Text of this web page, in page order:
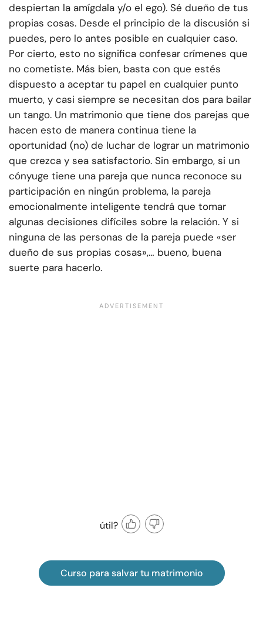
despiertan la amígdala y/o el ego). Sé dueño de tus
propias cosas. Desde el principio de la discusión si
puedes, pero lo antes posible en cualquier caso.
Por cierto, esto no significa confesar crímenes que
no cometiste. Más bien, basta con que estés
dispuesto a aceptar tu papel en cualquier punto
muerto, y casi siempre se necesitan dos para bailar
un tango. Un matrimonio que tiene dos parejas que
hacen esto de manera continua tiene la
oportunidad (no) de luchar de lograr un matrimonio
que crezca y sea satisfactorio. Sin embargo, si un
cónyuge tiene una pareja que nunca reconoce su
participación en ningún problema, la pareja
emocionalmente inteligente tendrá que tomar
algunas decisiones difíciles sobre la relación. Y si
ninguna de las personas de la pareja puede «ser
dueño de sus propias cosas»,… bueno, buena
suerte para hacerlo.
útil?
Curso para salvar tu matrimonio